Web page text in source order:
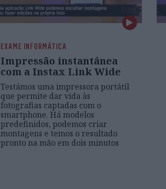
EXAME INFORMÁTICA
Impressão instantânea
com a Instax Link Wide
Testámos uma impressora portátil
que permite dar vida às
fotografias captadas com o
smartphone. Há modelos
predefinidos, podemos criar
montagens e temos o resultado
pronto na mão em dois minutos